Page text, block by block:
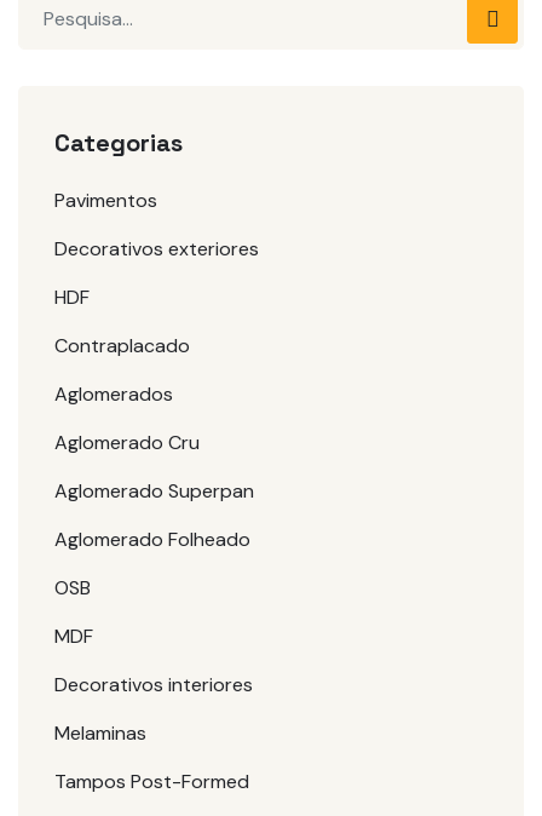
Categorias
Pavimentos
Decorativos exteriores
HDF
Contraplacado
Aglomerados
Aglomerado Cru
Aglomerado Superpan
Aglomerado Folheado
OSB
MDF
Decorativos interiores
Melaminas
Tampos Post-Formed